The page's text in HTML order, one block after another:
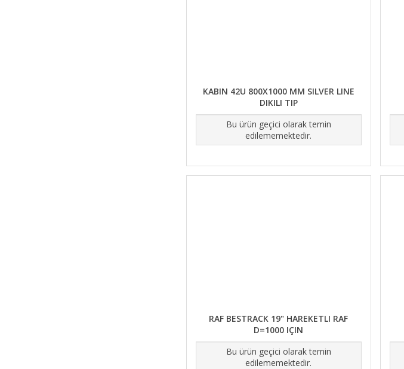
KABIN 42U 800X1000 MM SILVER LINE
DIKILI TIP
Bu ürün geçici olarak temin
edilememektedir.
RAF BESTRACK 19" HAREKETLI RAF
D=1000 IÇIN
Bu ürün geçici olarak temin
edilememektedir.